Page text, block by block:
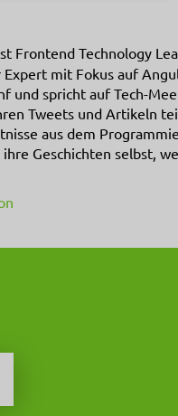
Frontend Technology
mit Fokus auf
und spricht auf Tech-
Tweets und Artikeln
aus dem
Geschichten selbst,